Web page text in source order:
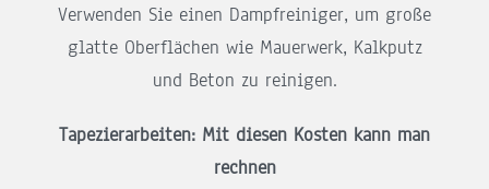
Verwenden Sie einen Dampfreiniger, um große
glatte Oberflächen wie Mauerwerk, Kalkputz
und Beton zu reinigen.
Tapezierarbeiten: Mit diesen Kosten kann man
rechnen